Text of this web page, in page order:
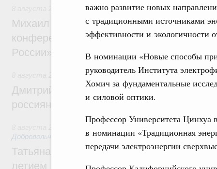
важно развитие новых
с традиционными источниками
эффективности и экологичности
В номинации «Новые способы
руководитель Института
Хомич за фундаментальные
и силовой оптики.
Профессор Университета Цинхуа
в номинации «Традиционная
передачи электроэнергии
Отрасль информационных технологий
Михаил Мишустин дал поручения по
конференции «Цифровая индустрия
России»
Спорт высших достижений и массовый
Дмитрий Чернышенко и Михаил
россиян с Днём физкультурника
Добровольчество и волонтёрство. Благотворительность
Татьяна Голикова поздравила
летием